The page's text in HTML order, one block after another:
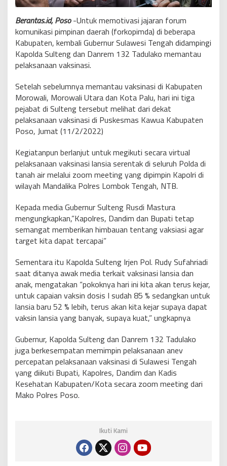
Berantas.id, Poso -Untuk memotivasi jajaran forum
komunikasi pimpinan daerah (forkopimda) di beberapa
Kabupaten, kembali Gubernur Sulawesi Tengah didampingi
Kapolda Sulteng dan Danrem 132 Tadulako memantau
pelaksanaan vaksinasi.
Setelah sebelumnya memantau vaksinasi di Kabupaten
Morowali, Morowali Utara dan Kota Palu, hari ini tiga
pejabat di Sulteng tersebut melihat dari dekat
pelaksanaan vaksinasi di Puskesmas Kawua Kabupaten
Poso, Jumat (11/2/2022)
Kegiatanpun berlanjut untuk megikuti secara virtual
pelaksanaan vaksinasi lansia serentak di seluruh Polda di
tanah air melalui zoom meeting yang dipimpin Kapolri di
wilayah Mandalika Polres Lombok Tengah, NTB.
Kepada media Gubernur Sulteng Rusdi Mastura
mengungkapkan,”Kapolres, Dandim dan Bupati tetap
semangat memberikan himbauan tentang vaksiasi agar
target kita dapat tercapai”
Sementara itu Kapolda Sulteng Irjen Pol. Rudy Sufahriadi
saat ditanya awak media terkait vaksinasi lansia dan
anak, mengatakan “pokoknya hari ini kita akan terus kejar,
untuk capaian vaksin dosis I sudah 85 % sedangkan untuk
lansia baru 52 % lebih, terus akan kita kejar supaya dapat
vaksin lansia yang banyak, supaya kuat,” ungkapnya
Gubernur, Kapolda Sulteng dan Danrem 132 Tadulako
juga berkesempatan memimpin pelaksanaan anev
percepatan pelaksanaan vaksinasi di Sulawesi Tengah
yang diikuti Bupati, Kapolres, Dandim dan Kadis
Kesehatan Kabupaten/Kota secara zoom meeting dari
Mako Polres Poso.
Ikuti Kami